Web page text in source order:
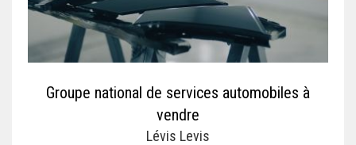
Groupe national de services automobiles à
vendre
Lévis Levis